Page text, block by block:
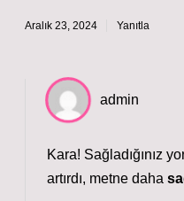
Aralık 23, 2024 Yanıtla
admin
Kara! Sağladığınız
artırdı, metne daha